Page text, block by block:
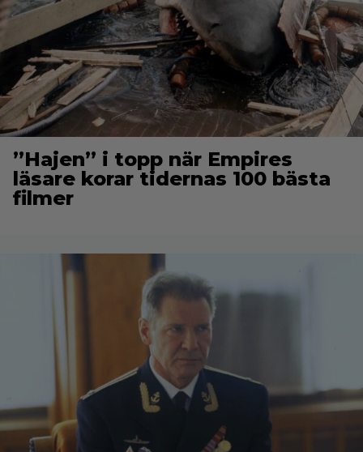
”Hajen” i topp när Empires
läsare korar tidernas 100 bästa
filmer